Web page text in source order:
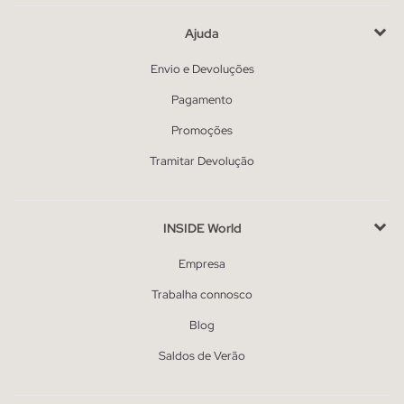
Ajuda
Envio e Devoluções
Pagamento
Promoções
Tramitar Devolução
INSIDE World
Empresa
Trabalha connosco
Blog
Saldos de Verão